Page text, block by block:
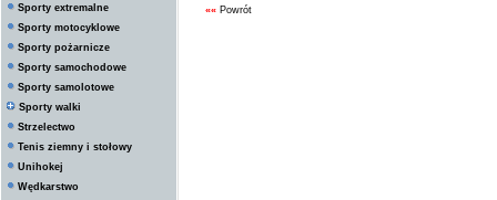
Sporty extremalne
Sporty motocyklowe
Sporty pożarnicze
Sporty samochodowe
Sporty samolotowe
Sporty walki
Strzelectwo
Tenis ziemny i stołowy
Unihokej
Wędkarstwo
«« Powrót